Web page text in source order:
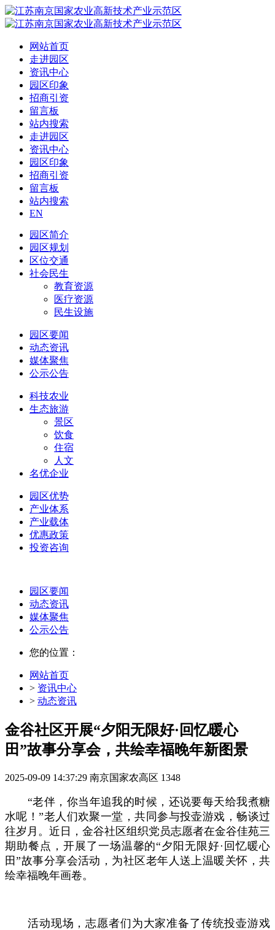
网站首页
走进园区
资讯中心
园区印象
招商引资
留言板
站内搜索
走进园区
资讯中心
园区印象
招商引资
留言板
站内搜索
EN
园区简介
园区规划
区位交通
社会民生
教育资源
医疗资源
民生设施
园区要闻
动态资讯
媒体聚焦
公示公告
科技农业
生态旅游
景区
饮食
住宿
人文
名优企业
园区优势
产业体系
产业载体
优惠政策
投资咨询
园区要闻
动态资讯
媒体聚焦
公示公告
您的位置：
网站首页
> 资讯中心
> 动态资讯
金谷社区开展“夕阳无限好·回忆暖心
田”故事分享会，共绘幸福晚年新图景
2025-09-09 14:37:29 南京国家农高区 1348
“老伴，你当年追我的时候，还说要每天给我煮糖
水呢！”老人们欢聚一堂，共同参与投壶游戏，畅谈过
往岁月。近日，金谷社区组织党员志愿者在金谷佳苑三
期助餐点，开展了一场温馨的“夕阳无限好·回忆暖心
田”故事分享会活动，为社区老年人送上温暖关怀，共
绘幸福晚年画卷。
活动现场，志愿者们为大家准备了传统投壶游戏